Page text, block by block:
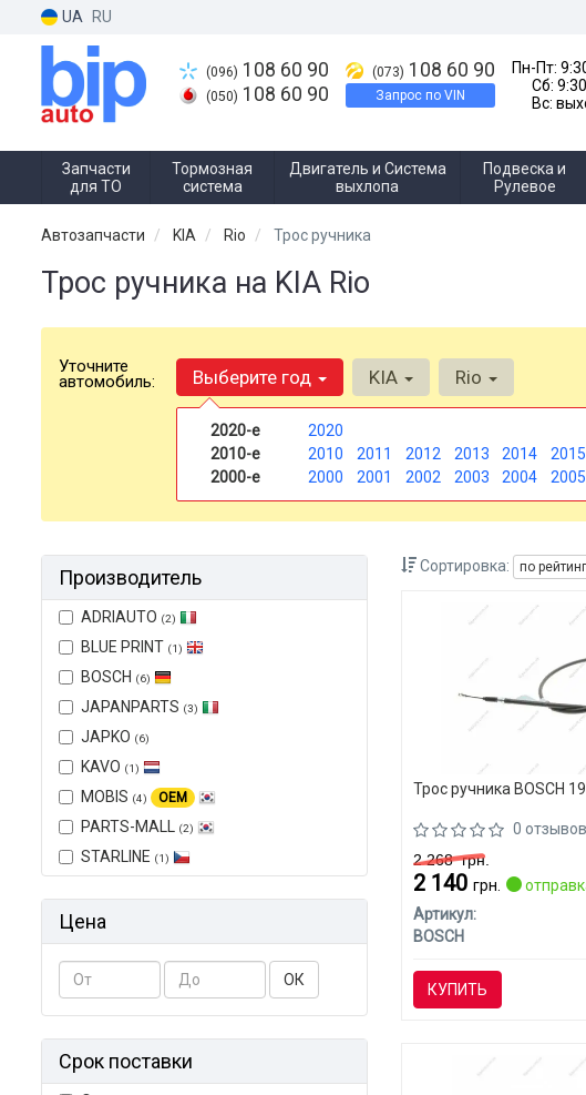
UA RU
(096) 108 60 90
(050) 108 60 90
(073) 108 60 90
Запрос по VIN
Пн-Пт:
Сб:
Вс:
Запчасти
для ТО
Тормозная
система
Двигатель и Система
выхлопа
Подвеска и
Рулевое
Автозапчасти KIA Rio Трос ручника
Трос ручника на KIA Rio
Уточните
автомобиль: Выберите год
2020-е
2020
2010-е
2010 2011 2012 2013 2014 2015
2000-е
2000 2001 2002 2003 2004 2005
KIA Rio
Производитель
ADRIAUTO (2)
BLUE PRINT (1)
BOSCH (6)
JAPANPARTS (3)
JAPKO (6)
KAVO (1)
MOBIS (4) OEM
PARTS-MALL (2)
STARLINE (1)
Цена
ОК
Срок поставки
Сортировка: по
Трос ручника BOSCH
0 отзывов
2 268грн.
2 140 грн.
Артикул:
BOSCH
КУПИТЬ